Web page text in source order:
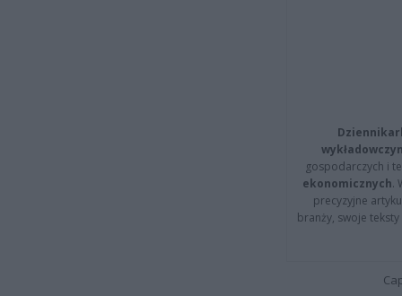
gospodarczych i
ekonomicznych.
precyzyjne
branży, swoje